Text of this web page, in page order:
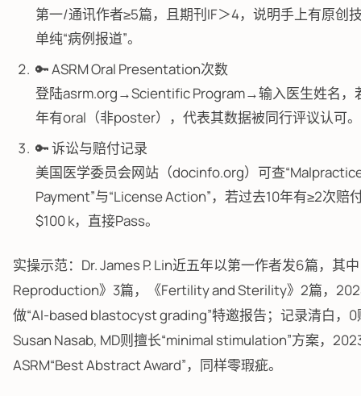
第一/通讯作者≥5篇，且期刊IF＞4，说明手上有原创
单纯“病例报道”。
🔑 ASRM Oral Presentation次数
登陆asrm.org→Scientific Program→输入医生姓名，
年有oral（非poster），代表其数据被同行评议认可。
🔑 诉讼与赔付记录
美国医学委员会网站（docinfo.org）可查
Payment”与“License Action”，若过去10年有≥2次赔
$100 k，直接Pass。
实操示范：Dr. James P. Lin近五年以第一作者发6篇，其
Reproduction》3篇，《Fertility and Sterility》2篇，
做“AI-based blastocyst grading”特邀报告；记录清白，0
Susan Nasab, MD则擅长“minimal stimulation”方案，
ASRM“Best Abstract Award”，同样零瑕疵。